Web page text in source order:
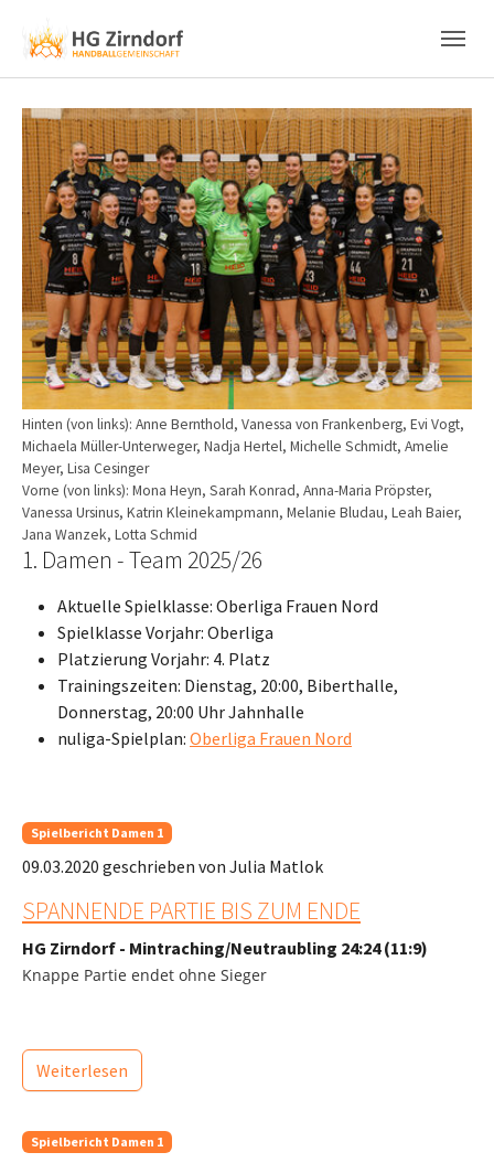
Show larger version
Hinten (von links): Anne Bernthold, Vanessa von Frankenberg, Evi Vogt,
Michaela Müller-Unterweger, Nadja Hertel, Michelle Schmidt, Amelie
Meyer, Lisa Cesinger
Vorne (von links): Mona Heyn, Sarah Konrad, Anna-Maria Pröpster,
Vanessa Ursinus, Katrin Kleinekampmann, Melanie Bludau, Leah Baier,
Jana Wanzek, Lotta Schmid
1. Damen - Team 2025/26
Aktuelle Spielklasse: Oberliga Frauen Nord
Spielklasse Vorjahr: Oberliga
Platzierung Vorjahr: 4. Platz
Trainingszeiten: Dienstag, 20:00, Biberthalle,
Donnerstag, 20:00 Uhr Jahnhalle
nuliga-Spielplan: Oberliga Frauen Nord
Spielbericht Damen 1
09.03.2020 geschrieben von Julia Matlok
SPANNENDE PARTIE BIS ZUM ENDE
HG Zirndorf - Mintraching/Neutraubling 24:24 (11:9)
Knappe Partie endet ohne Sieger
Weiterlesen
Spielbericht Damen 1